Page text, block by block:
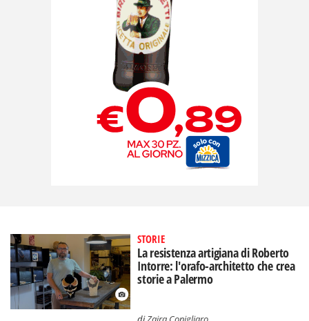
STORIE
La resistenza artigiana di Roberto
Intorre: l'orafo-architetto che crea
storie a Palermo